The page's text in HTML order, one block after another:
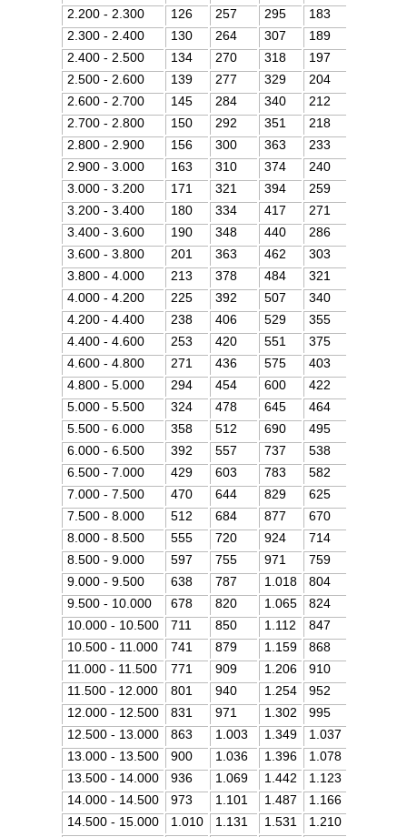
2.200 - 2.300
126 257 295
183
2.300 - 2.400
130 264 307
189
2.400 - 2.500
134 270 318
197
2.500 - 2.600
139 277 329
204
2.600 - 2.700
145 284 340
212
2.700 - 2.800
150 292 351
218
2.800 - 2.900
156 300 363
233
2.900 - 3.000
163 310 374
240
3.000 - 3.200
171 321 394
259
3.200 - 3.400
180 334 417
271
3.400 - 3.600
190 348 440
286
3.600 - 3.800
201 363 462
303
3.800 - 4.000
213 378 484
321
4.000 - 4.200
225 392 507
340
4.200 - 4.400
238 406 529
355
4.400 - 4.600
253 420 551
375
4.600 - 4.800
271 436 575
403
4.800 - 5.000
294 454 600
422
5.000 - 5.500
324 478 645
464
5.500 - 6.000
358 512 690
495
6.000 - 6.500
392 557 737
538
6.500 - 7.000
429 603 783
582
7.000 - 7.500
470 644 829
625
7.500 - 8.000
512 684 877
670
8.000 - 8.500
555 720 924
714
8.500 - 9.000
597 755 971
759
9.000 - 9.500
638 787 1.018
804
9.500 - 10.000
678 820 1.065
824
10.000 - 10.500
711 850 1.112
847
10.500 - 11.000
741 879 1.159
868
11.000 - 11.500
771 909 1.206
910
11.500 - 12.000
801 940 1.254
952
12.000 - 12.500
831 971 1.302
995
12.500 - 13.000
863 1.003 1.349
1.037
13.000 - 13.500
900 1.036 1.396
1.078
13.500 - 14.000
936 1.069 1.442
1.123
14.000 - 14.500
973 1.101 1.487
1.166
14.500 - 15.000
1.010 1.131 1.531
1.210